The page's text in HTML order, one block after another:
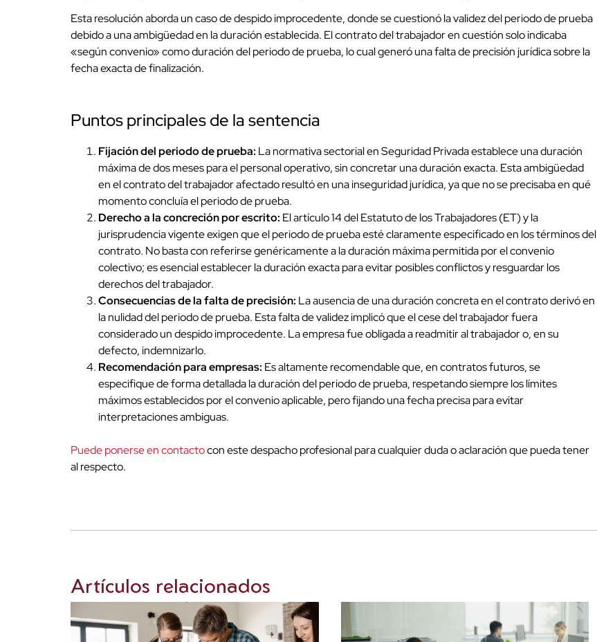
Esta resolución aborda un caso de despido improcedente, donde se cuestionó la validez del periodo de prueba
debido a una ambigüedad en la duración establecida. El contrato del trabajador en cuestión solo indicaba
«según convenio» como duración del periodo de prueba, lo cual generó una falta de precisión jurídica sobre la
fecha exacta de finalización.
Puntos principales de la sentencia
Fijación del periodo de prueba: La normativa sectorial en Seguridad Privada establece una duración
máxima de dos meses para el personal operativo, sin concretar una duración exacta. Esta ambigüedad
en el contrato del trabajador afectado resultó en una inseguridad jurídica, ya que no se precisaba en qué
momento concluía el periodo de prueba.
Derecho a la concreción por escrito: El artículo 14 del Estatuto de los Trabajadores (ET) y la
jurisprudencia vigente exigen que el periodo de prueba esté claramente especificado en los términos del
contrato. No basta con referirse genéricamente a la duración máxima permitida por el convenio
colectivo; es esencial establecer la duración exacta para evitar posibles conflictos y resguardar los
derechos del trabajador.
Consecuencias de la falta de precisión: La ausencia de una duración concreta en el contrato derivó en
la nulidad del periodo de prueba. Esta falta de validez implicó que el cese del trabajador fuera
considerado un despido improcedente. La empresa fue obligada a readmitir al trabajador o, en su
defecto, indemnizarlo.
Recomendación para empresas: Es altamente recomendable que, en contratos futuros, se
especifique de forma detallada la duración del periodo de prueba, respetando siempre los límites
máximos establecidos por el convenio aplicable, pero fijando una fecha precisa para evitar
interpretaciones ambiguas.
Puede ponerse en contactocon este despacho profesional para cualquier duda o aclaración que pueda tener
al respecto.
Artículos relacionados